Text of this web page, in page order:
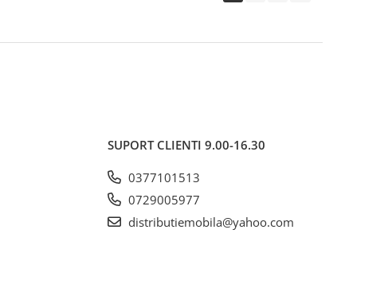
SUPORT CLIENTI 9.00-16.30
0377101513
0729005977
distributiemobila@yahoo.com